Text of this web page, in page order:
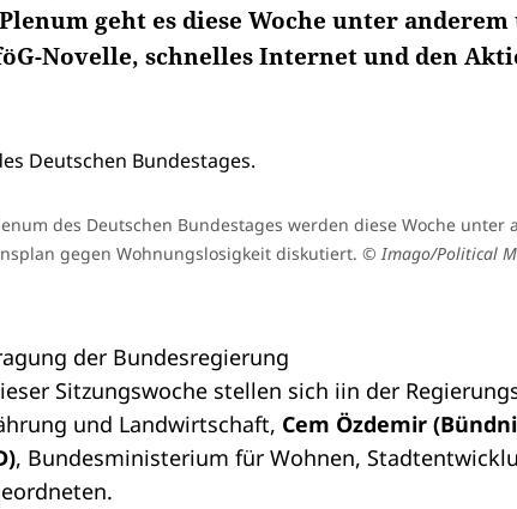
geht es diese Woche unter
Novelle, schnelles Internet und den
des Deutschen Bundestages werden diese Woche
gegen Wohnungslosigkeit diskutiert. © Imago/Political
der Bundesregierung
Sitzungswoche stellen sich iin der
und Landwirtschaft, Cem Özdemir
, Bundesministerium für Wohnen,